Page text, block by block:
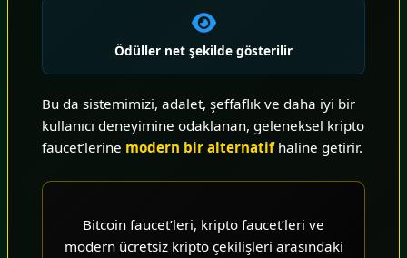
Ödüller net şekilde gösterilir
Bu da sistemimizi, adalet, şeffaflık ve daha iyi bir
kullanıcı deneyimine odaklanan, geleneksel kripto
faucet’lerine modern bir alternatifhaline getirir.
Bitcoin faucet’leri, kripto faucet’leri ve
modern ücretsiz kripto çekilişleri arasındaki